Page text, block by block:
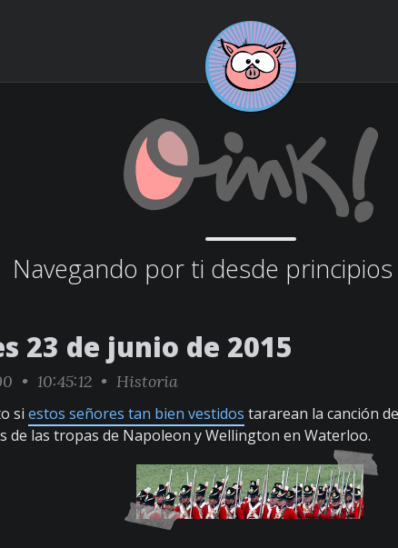
Navegando por ti desde principios
23 de junio de 2015
• 10:45:12 • Historia
si estos señores tan bien vestidos tararean la canción
de las tropas de Napoleon y Wellington en Waterloo.